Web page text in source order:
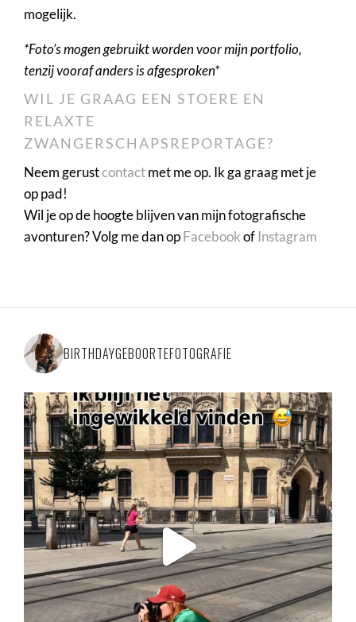
mogelijk.
*Foto’s mogen gebruikt worden voor mijn portfolio,
tenzij vooraf anders is afgesproken*
WIL JE GRAAG EEN STOERE EN
RELAXTE
ZWANGERSCHAPSREPORTAGE?
Neem gerustcontactmet me op. Ik ga graag met je
op pad!
Wil je op de hoogte blijven van mijn fotografische
avonturen? Volg me dan opFacebookof Instagram
BIRTHDAYGEBOORTEFOTOGRAFIE